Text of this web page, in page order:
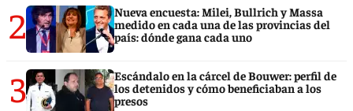
2
Nueva encuesta: Milei, Bullrich y Massa
medido en cada una de las provincias del
país: dónde gana cada uno
3
Escándalo en la cárcel de Bouwer: perfil de
los detenidos y cómo beneficiaban a los
presos